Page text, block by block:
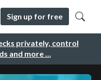
privately, control
and more …
Sign up for free